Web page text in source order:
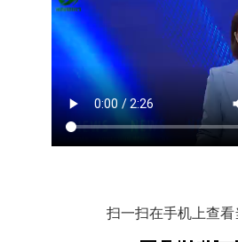
扫一扫在手机上查看